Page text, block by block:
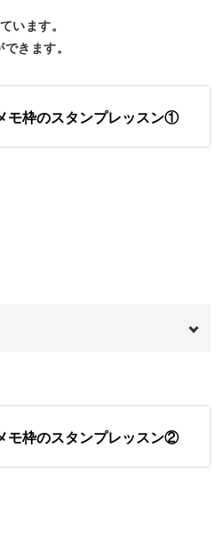
でいただいています♪
んこを作る講座で、細い線を掘
りと、基礎的なことが学べま
るので、レッスンが終わったら
可愛く変身
います。
きます。
モ枠のスタンプレッスン①
図案を写す
案を転写する
モ枠のスタンプレッスン②